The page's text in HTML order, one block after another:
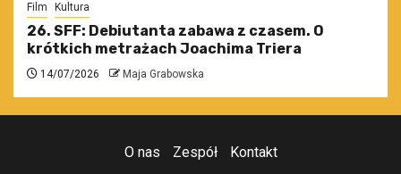
Film Kultura
26. SFF: Debiutanta zabawa z czasem. O
krótkich metrażach Joachima Triera
14/07/2026 Maja Grabowska
O nas Zespół Kontakt